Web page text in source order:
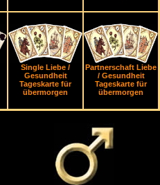
Single Liebe /
Gesundheit
Tageskarte für
übermorgen
Partnerschaft Liebe
/ Gesundheit
Tageskarte für
übermorgen